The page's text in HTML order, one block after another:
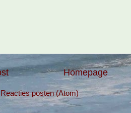
Homepage
Reacties posten (Atom)